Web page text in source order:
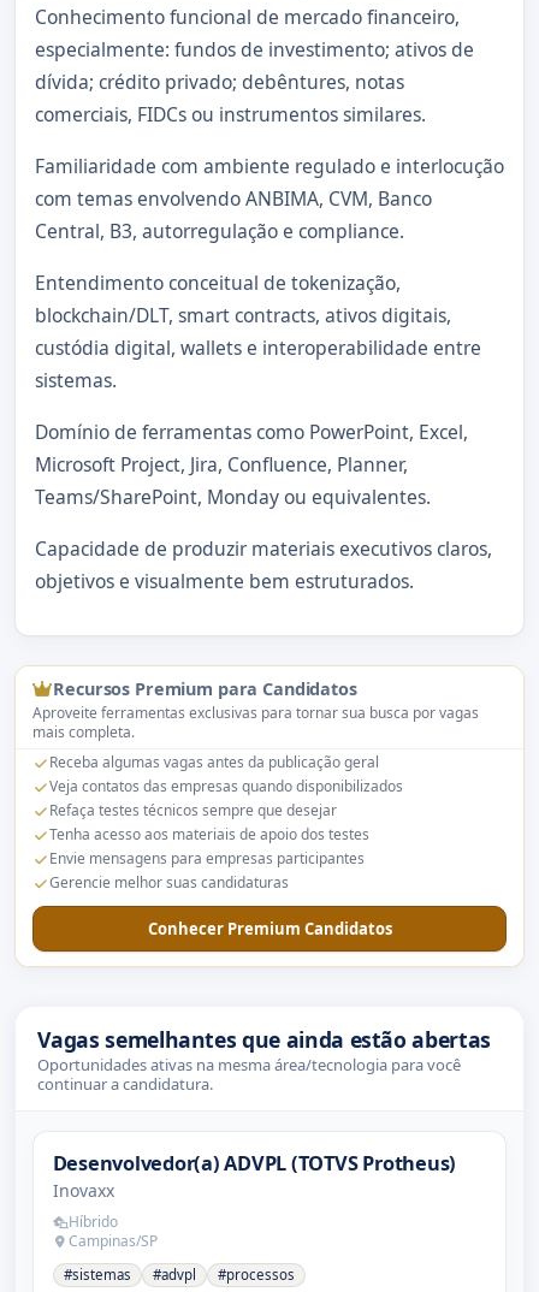
Conhecimento funcional de mercado financeiro,
especialmente: fundos de investimento; ativos de
dívida; crédito privado; debêntures, notas
comerciais, FIDCs ou instrumentos similares.
Familiaridade com ambiente regulado e interlocução
com temas envolvendo ANBIMA, CVM, Banco
Central, B3, autorregulação e compliance.
Entendimento conceitual de tokenização,
blockchain/DLT, smart contracts, ativos digitais,
custódia digital, wallets e interoperabilidade entre
sistemas.
Domínio de ferramentas como PowerPoint, Excel,
Microsoft Project, Jira, Confluence, Planner,
Teams/SharePoint, Monday ou equivalentes.
Capacidade de produzir materiais executivos claros,
objetivos e visualmente bem estruturados.
Recursos Premium para Candidatos
Aproveite ferramentas exclusivas para tornar sua busca por vagas
mais completa.
Receba algumas vagas antes da publicação geral
Veja contatos das empresas quando disponibilizados
Refaça testes técnicos sempre que desejar
Tenha acesso aos materiais de apoio dos testes
Envie mensagens para empresas participantes
Gerencie melhor suas candidaturas
Conhecer Premium Candidatos
Vagas semelhantes que ainda estão abertas
Oportunidades ativas na mesma área/tecnologia para você
continuar a candidatura.
Desenvolvedor(a) ADVPL (TOTVS Protheus)
Inovaxx
Híbrido
Campinas/SP
#sistemas #advpl #processos